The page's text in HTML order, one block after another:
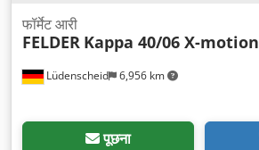
Lüdenscheid 6,956 km
फॉर्मेट आरी
FELDER Kappa 40/06 X-motion
पूछना